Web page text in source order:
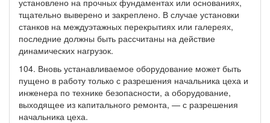
тщательно выверено и закреплено. В случае установки
станков на междуэтажных перекрытиях или галереях,
последние должны быть рассчитаны на действие
динамических нагрузок.
104. Вновь устанавливаемое оборудование может быть
пущено в работу только с разрешения начальника цеха и
инженера по технике безопасности, а оборудование,
выходящее из капитального ремонта, — с разрешения
начальника цеха.